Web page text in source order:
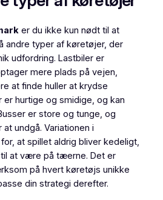
er du ikke kun nødt til at
andre typer af køretøjer, der
udfordring. Lastbiler er
mere plads på vejen,
at finde huller at krydse
er hurtige og smidige, og kan
er store og tunge, og
undgå. Variationen i
at spillet aldrig bliver kedeligt,
at være på tæerne. Det er
på hvert køretøjs unikke
din strategi derefter.